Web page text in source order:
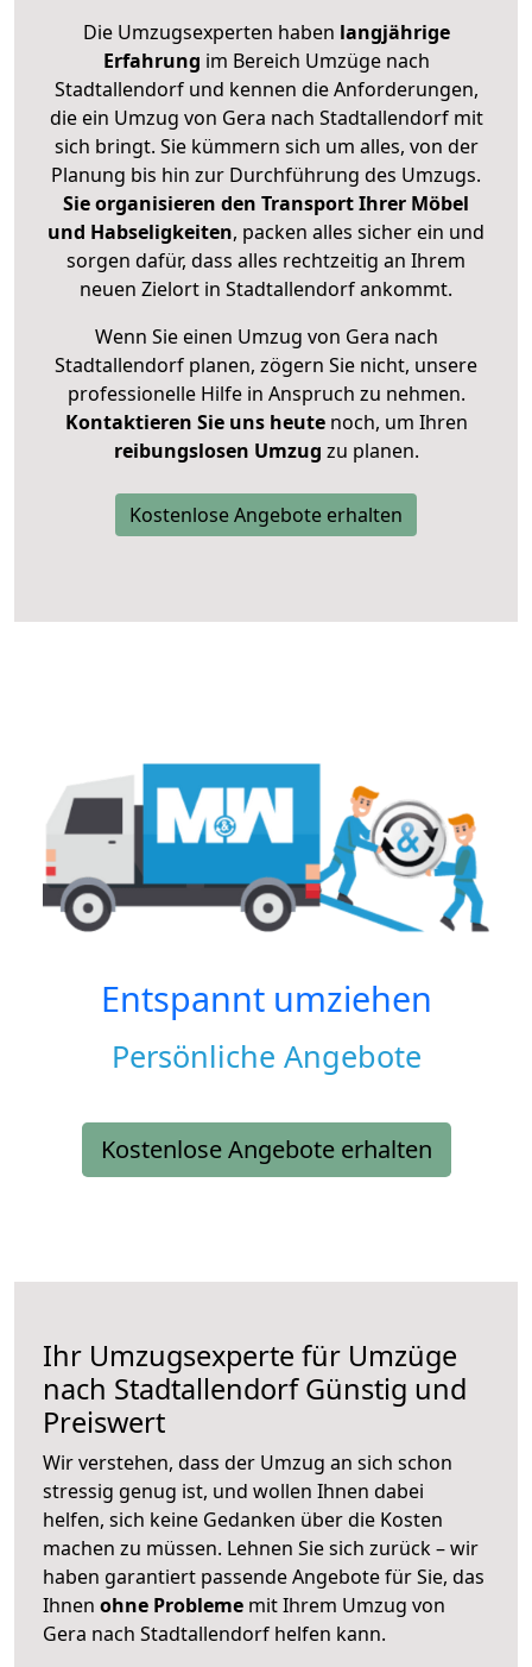
Die Umzugsexperten haben langjährige
Erfahrung im Bereich Umzüge nach
Stadtallendorf und kennen die Anforderungen,
die ein Umzug von Gera nach Stadtallendorf mit
sich bringt. Sie kümmern sich um alles, von der
Planung bis hin zur Durchführung des Umzugs.
Sie organisieren den Transport Ihrer Möbel
und Habseligkeiten, packen alles sicher ein und
sorgen dafür, dass alles rechtzeitig an Ihrem
neuen Zielort in Stadtallendorf ankommt.
Wenn Sie einen Umzug von Gera nach
Stadtallendorf planen, zögern Sie nicht, unsere
professionelle Hilfe in Anspruch zu nehmen.
Kontaktieren Sie uns heutenoch, um Ihren
reibungslosen Umzug zu planen.
Kostenlose Angebote erhalten
Entspannt umziehen
Persönliche Angebote
Kostenlose Angebote erhalten
Ihr Umzugsexperte für Umzüge
nach StadtallendorfGünstig und
Preiswert
Wir verstehen, dass der Umzug an sich schon
stressig genug ist, und wollen Ihnen dabei
helfen, sich keine Gedanken über die Kosten
machen zu müssen. Lehnen Sie sich zurück – wir
haben garantiert passende Angebote für Sie, das
Ihnen ohne Probleme mit Ihrem Umzug von
Gera nach Stadtallendorf helfen kann.